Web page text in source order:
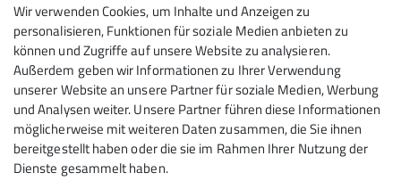
Jugend-Tourenberichte News Tourenberichte
Jugendtour Wildpark Feldkirch
24.05.2025 - Sandra K.
24.05.2025
Die Aussichten unserer Tour zum Wildpark Feldkirch
waren perfekt: Trockenes Wetter sowie drei Anmeldungen
und alle erschienen pünktlich am Treffpunkt.
Wir verwenden Cookies, um Inhalte und Anzeigen zu
personalisieren, Funktionen für soziale Medien anbieten zu
können und Zugriffe auf unsere Website zu analysieren.
Außerdem geben wir Informationen zu Ihrer Verwendung
unserer Website an unsere Partner für soziale Medien, Werbung
und Analysen weiter. Unsere Partner führen diese Informationen
möglicherweise mit weiteren Daten zusammen, die Sie ihnen
bereitgestellt haben oder die sie im Rahmen Ihrer Nutzung der
Dienste gesammelt haben.